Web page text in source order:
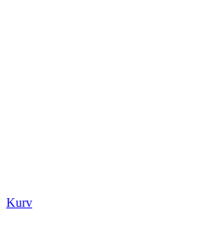
Kurv